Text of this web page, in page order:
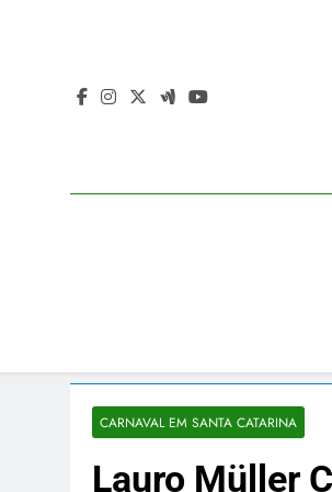
CARNAVAL EM SANTA CATARINA
Lauro Müller